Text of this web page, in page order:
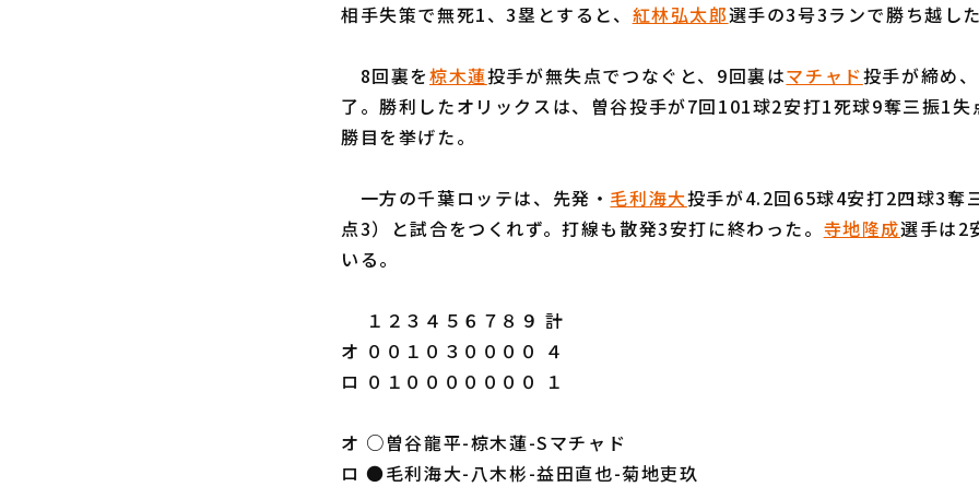
相手失策で無死1、3塁とすると、 紅林弘太郎選手の3号3ランで勝ち越し
8回裏を椋木蓮投手が無失点でつなぐと、9回裏はマチャド投手が締め
了。勝利したオリックスは、曽谷投手が7回101球2安打1死球9奪三振1
勝目を挙げた。
一方の千葉ロッテは、先発・ 毛利海大投手が4.2回65球4安打2四球3奪
点3）と試合をつくれず。打線も散発3安打に終わった。 寺地隆成選手は2
いる。
１２３４５６７８９ 計
オ ００１０３００００ ４
ロ ０１０００００００ １
オ ○曽谷龍平-椋木蓮-Sマチャド
ロ ●毛利海大-八木彬-益田直也-菊地吏玖